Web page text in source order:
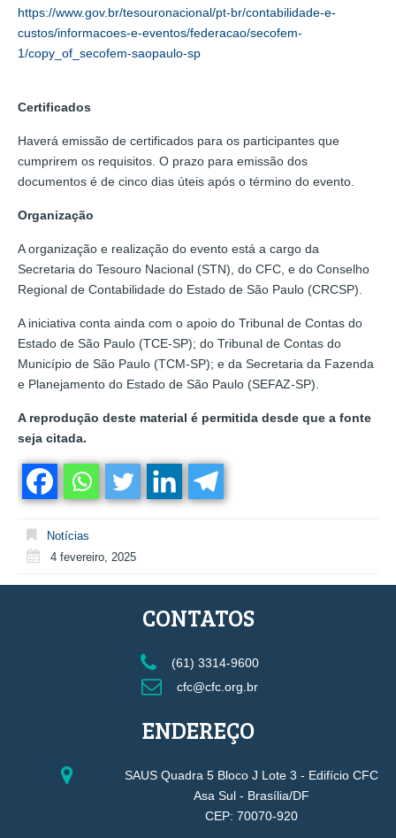
https://www.gov.br/tesouronacional/pt-br/contabilidade-e-
custos/informacoes-e-eventos/federacao/secofem-
1/copy_of_secofem-saopaulo-sp
Certificados
Haverá emissão de certificados para os participantes que
cumprirem os requisitos. O prazo para emissão dos
documentos é de cinco dias úteis após o término do evento.
Organização
A organização e realização do evento está a cargo da
Secretaria do Tesouro Nacional (STN), do CFC, e do Conselho
Regional de Contabilidade do Estado de São Paulo (CRCSP).
A iniciativa conta ainda com o apoio do Tribunal de Contas do
Estado de São Paulo (TCE-SP); do Tribunal de Contas do
Município de São Paulo (TCM-SP); e da Secretaria da Fazenda
e Planejamento do Estado de São Paulo (SEFAZ-SP).
A reprodução deste material é permitida desde que a fonte
seja citada.
Notícias
4 fevereiro, 2025
CONTATOS
(61) 3314-9600
cfc@cfc.org.br
ENDEREÇO
SAUS Quadra 5 Bloco J Lote 3 - Edifício CFC
Asa Sul - Brasília/DF
CEP: 70070-920